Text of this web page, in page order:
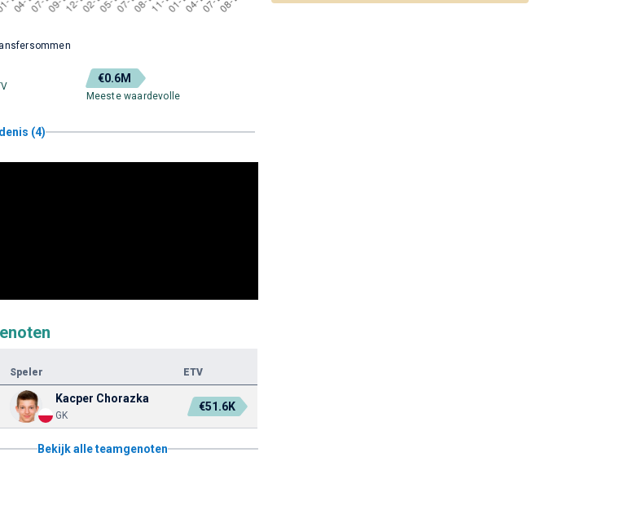
€0.6M
Meeste waardevolle
(4)
Speler ETV
Kacper Chorazka
GK
€51.6K
Bekijk alle teamgenoten